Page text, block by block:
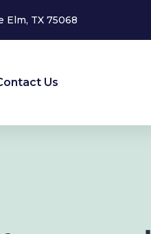
TX 75068
Us